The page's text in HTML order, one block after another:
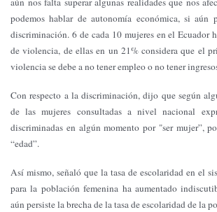
podemos hablar de autonomía económica, si aún
discriminación. 6 de cada 10 mujeres en el Ecuador
de violencia, de ellas en un 21% considera que el
violencia se debe a no tener empleo o no tener
Con respecto a la discriminación, dijo que según
de las mujeres consultadas a nivel nacional
discriminadas en algún momento por "ser mujer”,
“edad”.
Así mismo, señaló que la tasa de escolaridad en el
para la población femenina ha aumentado
aún persiste la brecha de la tasa de escolaridad de la